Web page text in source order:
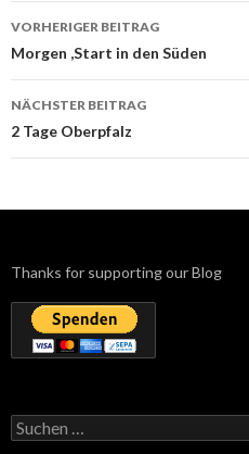
Beitrags-
Navigation
VORHERIGER BEITRAG
Morgen ,Start in den Süden
NÄCHSTER BEITRAG
2 Tage Oberpfalz
Thanks for supporting our Blog
Suchen
nach: